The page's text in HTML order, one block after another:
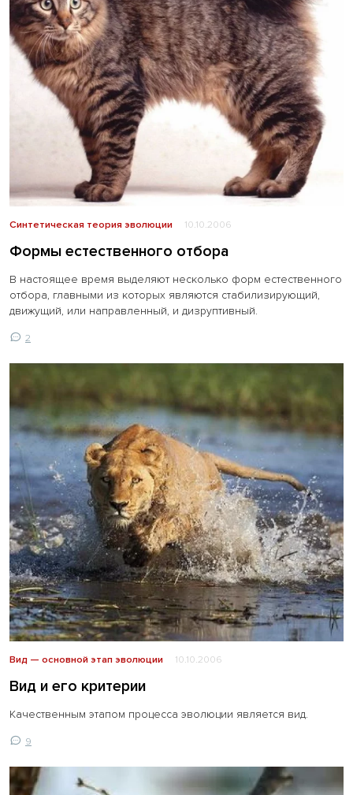
Синтетическая теория эволюции 10.10.2006
Формы естественного отбора
В настоящее время выделяют несколько форм естественного
отбора, главными из которых являются стабилизирующий,
движущий, или направленный, и дизруптивный.
2
Вид — основной этап эволюции 10.10.2006
Вид и его критерии
Качественным этапом процесса эволюции является вид.
9